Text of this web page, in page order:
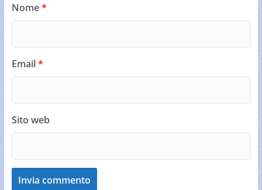
Nome*
Email*
Sito web